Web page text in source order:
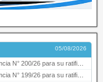
05/08/2026
200/26 para su ratificación.
199/26 para su ratificación.